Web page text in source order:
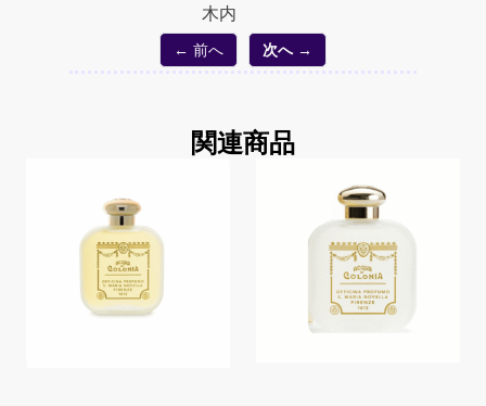
木内
← 前へ 次へ →
関連商品